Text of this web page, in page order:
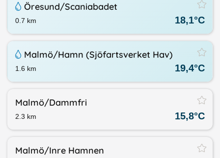
Öresund/​Scaniabadet
0.7 km 18,1°C
Malmö/​Hamn (Sjöfartsverket Hav)
1.6 km 19,4°C
Malmö/​Dammfri
2.3 km 15,8°C
Malmö/​Inre Hamnen